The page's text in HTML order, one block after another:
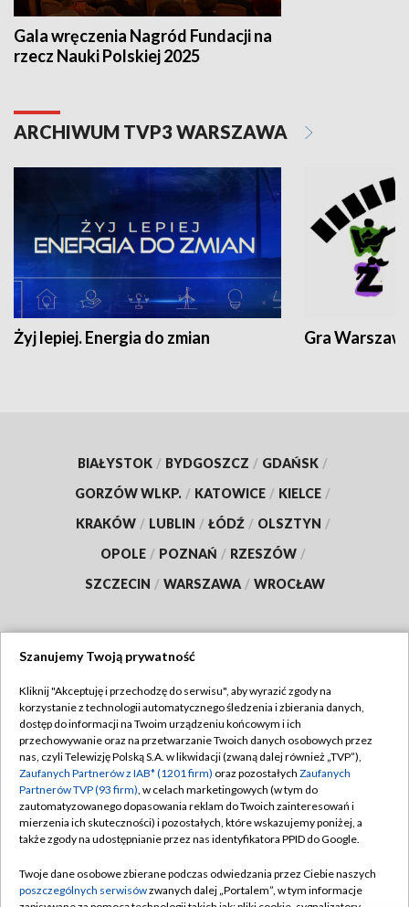
Gala wręczenia Nagród Fundacji na
rzecz Nauki Polskiej 2025
ARCHIWUM TVP3 WARSZAWA
Żyj lepiej. Energia do zmian Gra
BIAŁYSTOK / BYDGOSZCZ / GDAŃSK /
GORZÓW WLKP. / KATOWICE / KIELCE /
KRAKÓW / LUBLIN / ŁÓDŹ / OLSZTYN /
OPOLE / POZNAŃ / RZESZÓW /
SZCZECIN / WARSZAWA / WROCŁAW
TVP
Abonament TVP
Emisja w TVP
Centrum informacji TVP
Naziemna Telewizja Cyfrowa
Rada Programowa
Regulamin TVP
Polityka prywatności
Moje zgody
Pomoc
Kontakt
Szanujemy Twoją prywatność
Kliknij "Akceptuję i przechodzę do serwisu", aby wyrazić zgody na
korzystanie z technologii automatycznego śledzenia i zbierania danych,
dostęp do informacji na Twoim urządzeniu końcowym i ich
przechowywanie oraz na przetwarzanie Twoich danych osobowych przez
nas, czyli Telewizję Polską S.A. w likwidacji (zwaną dalej również „TVP”),
Zaufanych Partnerów z IAB* (1201 firm) oraz pozostałych Zaufanych
Partnerów TVP (93 firm), w celach marketingowych (w tym do
zautomatyzowanego dopasowania reklam do Twoich zainteresowań i
mierzenia ich skuteczności) i pozostałych, które wskazujemy poniżej, a
także zgody na udostępnianie przez nas identyfikatora PPID do Google.
Twoje dane osobowe zbierane podczas odwiedzania przez Ciebie naszych
poszczególnych serwisówzwanych dalej „Portalem”, w tym informacje